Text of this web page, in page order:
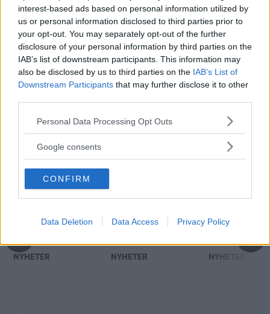
interest-based ads based on personal information utilized by
us or personal information disclosed to third parties prior to
your opt-out. You may separately opt-out of the further
disclosure of your personal information by third parties on the
IAB’s list of downstream participants. This information may
also be disclosed by us to third parties on the IAB’s List of
Downstream Participants that may further disclose it to other
Please note that this website/app uses one or more Google
not limited to your visit or usage behaviour. You may click to
use your data for below specified purposes in below Google
consent section.
Personal Data Processing Opt Outs
Google consents
CONFIRM
Data Deletion Data Access Privacy Policy
NYHETER
Få vårt nyhetsbrev utan kostnad
Genom att anmäla dig godkänner du OK-förlagets
MER FRÅN VI BILÄGARE
GM skyller på
Toyota
NYHETER
Nissan återkallar
540 000 bilar
NYHETER
GM
miljoner
NYHETER